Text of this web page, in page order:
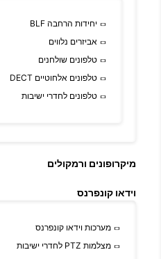
יחידות הרחבה BLF
אביזרים נלווים
טלפונים שולחנים
טלפונים אלחוטיים DECT
טלפונים לחדרי ישיבות
מיקרופונים ורמקולים
וידאו קונפרנס
מערכות וידאו קונפרנס
מצלמות PTZ לחדרי ישיבות